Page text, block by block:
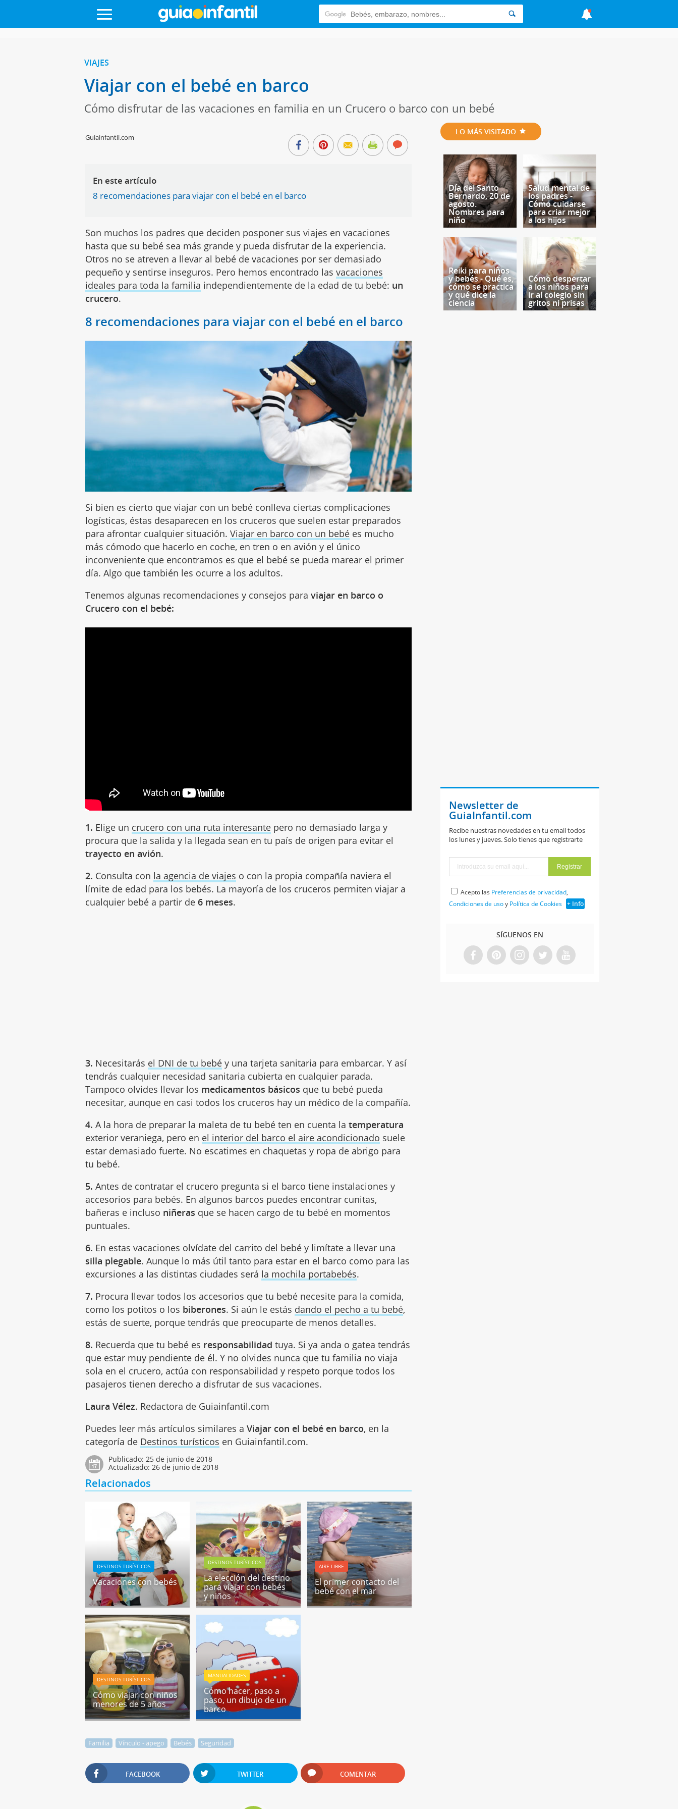
VIAJES
Viajar con el bebé en barco
Cómo disfrutar de las vacaciones en familia en un Crucero o barco con un bebé
Guiainfantil.com
En este artículo
8 recomendaciones para viajar con el bebé en el barco
Son muchos los padres que deciden posponer sus viajes en vacaciones
hasta que su bebé sea más grande y pueda disfrutar de la experiencia.
Otros no se atreven a llevar al bebé de vacaciones por ser demasiado
pequeño y sentirse inseguros. Pero hemos encontrado lasvacaciones
ideales para toda la familia independientemente de la edad de tu bebé: un
crucero.
8 recomendaciones para viajar con el bebé en el barco
Si bien es cierto que viajar con un bebé conlleva ciertas complicaciones
logísticas, éstas desaparecen en los cruceros que suelen estar preparados
para afrontar cualquier situación.Viajar en barco con un bebé es mucho
más cómodo que hacerlo en coche, en tren o en avión y el único
inconveniente que encontramos es que el bebé se pueda marear el primer
día. Algo que también les ocurre a los adultos.
Tenemos algunas recomendaciones y consejos para viajar en barco o
Crucero con el bebé:
1. Elige un crucero con una ruta interesante pero no demasiado larga y
procura que la salida y la llegada sean en tu país de origen para evitar el
trayecto en avión.
2. Consulta con la agencia de viajes o con la propia compañía naviera el
límite de edad para los bebés. La mayoría de los cruceros permiten viajar a
cualquier bebé a partir de6 meses.
3. Necesitarás el DNI de tu bebé y una tarjeta sanitaria para embarcar. Y así
tendrás cualquier necesidad sanitaria cubierta en cualquier parada.
Tampoco olvides llevar los medicamentos básicos que tu bebé pueda
necesitar, aunque en casi todos los cruceros hay un médico de la compañía.
4. A la hora de preparar la maleta de tu bebé ten en cuenta latemperatura
exterior veraniega, pero en el interior del barco el aire acondicionado suele
estar demasiado fuerte. No escatimes en chaquetas y ropa de abrigo para
tu bebé.
5. Antes de contratar el crucero pregunta si el barco tiene instalaciones y
accesorios para bebés. En algunos barcos puedes encontrar cunitas,
bañeras e incluso niñeras que se hacen cargo de tu bebé en momentos
puntuales.
6. En estas vacaciones olvídate del carrito del bebé y limítate a llevar una
silla plegable. Aunque lo más útil tanto para estar en el barco como para las
excursiones a las distintas ciudades será la mochila portabebés.
7. Procura llevar todos los accesorios que tu bebé necesite para la comida,
como los potitos o los biberones. Si aún le estás dando el pecho a tu bebé,
estás de suerte, porque tendrás que preocuparte de menos detalles.
8. Recuerda que tu bebé es responsabilidad tuya. Si ya anda o gatea tendrás
que estar muy pendiente de él. Y no olvides nunca que tu familia no viaja
sola en el crucero, actúa con responsabilidad y respeto porque todos los
pasajeros tienen derecho a disfrutar de sus vacaciones.
Laura Vélez. Redactora de Guiainfantil.com
Puedes leer más artículos similares aViajar con el bebé en barco, en la
categoría de Destinos turísticos en Guiainfantil.com.
Publicado:25 de junio de 2018
Actualizado:26 de junio de 2018
Relacionados
DESTINOS TURÍSTICOS
Vacaciones con bebés
DESTINOS TURÍSTICOS
La elección del destino
para viajar con bebés
y niños
AIRE LIBRE
El primer contacto del
bebé con el mar
DESTINOS TURÍSTICOS
Cómo viajar con niños
menores de 5 años
MANUALIDADES
Cómo hacer, paso a
paso, un dibujo de un
barco
Familia Vínculo - apego Bebés Seguridad
FACEBOOK TWITTER COMENTAR
LO MÁS VISITADO
Día del Santo
Bernardo, 20 de
agosto.
Nombres para
niño
Salud mental de
los padres -
Cómo cuidarse
para criar mejor
a los hijos
Reiki para niños
y bebés - Qué es,
cómo se practica
y qué dice la
ciencia
Cómo despertar
a los niños para
ir al colegio sin
gritos ni prisas
Newsletter de
GuiaInfantil.com
Recibe nuestras novedades en tu email todos
los lunes y jueves. Solo tienes que registrarte
Acepto las Preferencias de privacidad,
Condiciones de usoy Política de Cookies + Info
SÍGUENOS EN